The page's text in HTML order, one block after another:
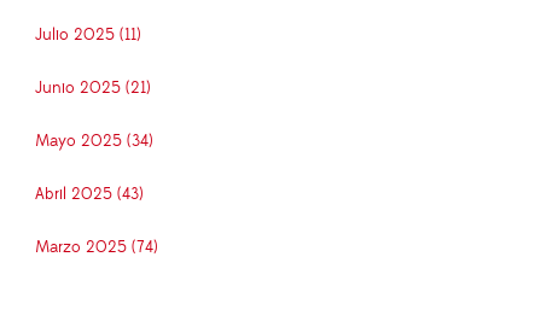
Julio 2025 (11)
Junio 2025 (21)
Mayo 2025 (34)
Abril 2025 (43)
Marzo 2025 (74)